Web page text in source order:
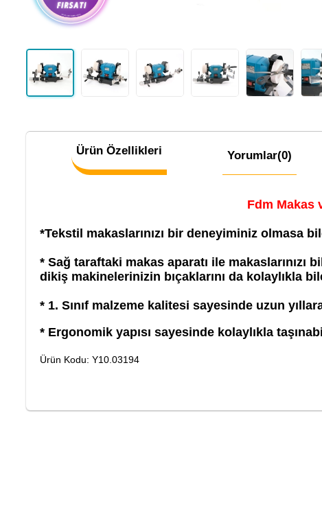
Ürün Özellikleri Yorumlar(0)
Fdm Makas
*Tekstil makaslarınızı bir deneyiminiz olmasa
* Sağ taraftaki makas aparatı ile makaslarınızı
dikiş makinelerinizin bıçaklarını da kolaylıkla
* 1. Sınıf malzeme kalitesi sayesinde uzun
* Ergonomik yapısı sayesinde kolaylıkla
Ürün Kodu: Y10.03194